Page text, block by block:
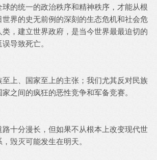
球的统一的政治秩序和精神秩序，才能从根
世界的史无前例的深刻的生态危机和社会危
类，建立世界政府，是当今世界最最迫切的
导致死亡。
至上、国家至上的主张；我们尤其反对民族
之间的疯狂的恶性竞争和军备竞赛。
路十分漫长，但如果不从根本上改变现代世
毁灭可能发生在明天。